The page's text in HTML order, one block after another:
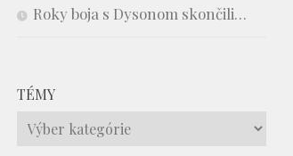
Roky boja s Dysonom skončili…
TÉMY
Témy